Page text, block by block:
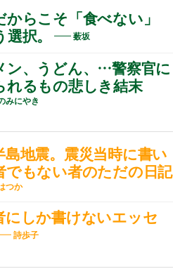
からこそ「食べない」
択。
薮坂
ン、うどん、…警察官に
れるもの悲しき結末
みにやき
島地震。震災当時に書い
でもない者のただの日記
つか
にしか書けないエッセ
詩歩子